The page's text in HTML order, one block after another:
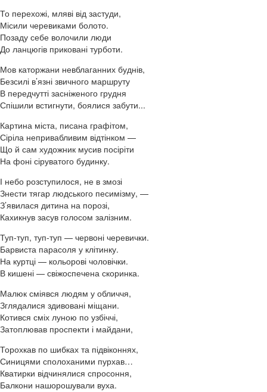
То перехожі, мляві від застуди,
Місили черевиками болото.
Позаду себе волочили люди
До ланцюгів приковані турботи.
Мов каторжани невблаганних буднів,
Безсилі в’язні звичного маршруту
В передчутті засніженого грудня
Спішили встигнути, боялися забути...
Картина міста, писана графітом,
Сіріла непривабливим відтінком —
Що й сам художник мусив посіріти
На фоні сіруватого будинку.
І небо розступилося, не в змозі
Знести тягар людського песимізму, —
З’явилася дитина на порозі,
Кахикнув засув голосом залізним.
Туп-туп, туп-туп — червоні черевички.
Барвиста парасоля у клітинку.
На куртці — кольорові чоловічки.
В кишені — свіжоспечена скоринка.
Малюк сміявся людям у обличчя,
Зглядалися здивовані міщани.
Котився сміх луною по узбіччі,
Затоплював проспекти і майдани,
Торохкав по шибках та підвіконнях,
Синицями сполоханими пурхав…
Кватирки відчинялися спросоння,
Балкони нашорошували вуха.